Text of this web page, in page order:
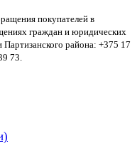
покупателей в
граждан и юридических
района: +375 17
73.